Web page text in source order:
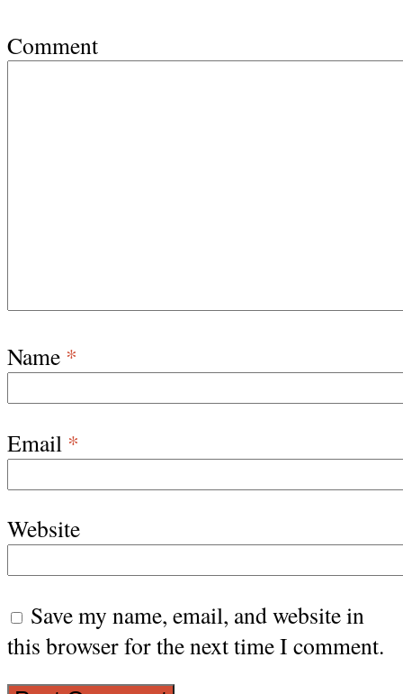
Comment
Name *
Email *
Website
Save my name, email, and website in
this browser for the next time I comment.